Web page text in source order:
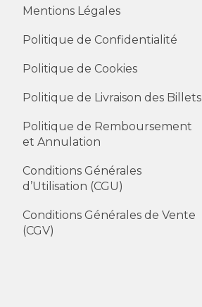
Mentions Légales
Politique de Confidentialité
Politique de Cookies
Politique de Livraison des Billets
Politique de Remboursement
et Annulation
Conditions Générales
d’Utilisation (CGU)
Conditions Générales de Vente
(CGV)